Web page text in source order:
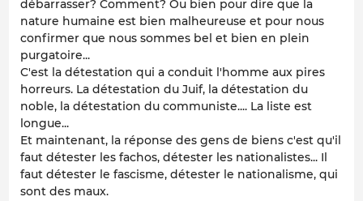
débarrasser? Comment? Ou bien pour dire que la
nature humaine est bien malheureuse et pour nous
confirmer que nous sommes bel et bien en plein
purgatoire...
C'est la détestation qui a conduit l'homme aux pires
horreurs. La détestation du Juif, la détestation du
noble, la détestation du communiste.... La liste est
longue...
Et maintenant, la réponse des gens de biens c'est qu'il
faut détester les fachos, détester les nationalistes... Il
faut détester le fascisme, détester le nationalisme, qui
sont des maux.